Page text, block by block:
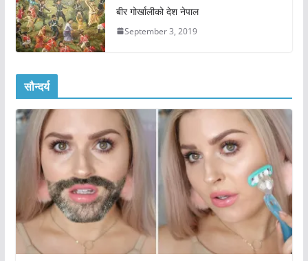
बीर गोर्खालीको देश नेपाल
September 3, 2019
सौन्दर्य